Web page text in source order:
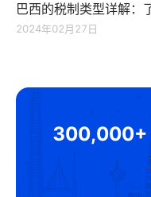
巴西的税制类型详解：
2024年02月27日
300,000+